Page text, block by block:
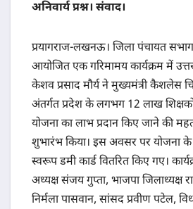
अनिवार्य प्रश्न। संवाद।
प्रयागराज-लखनऊ। जिला पंचायत
आयोजित एक गरिमामय कार्यक्रम में
केशव प्रसाद मौर्य ने मुख्यमंत्री कैशलेस
अंतर्गत प्रदेश के लगभग 12 लाख
योजना का लाभ प्रदान किए जाने की
शुभारंभ किया। इस अवसर पर योजना के
स्वरूप डमी कार्ड वितरित किए गए।
अध्यक्ष संजय गुप्ता, भाजपा जिलाध्यक्ष
निर्मला पासवान, सांसद प्रवीण पटेल,